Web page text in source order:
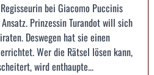
bei Giacomo Puccinis
Prinzessin Turandot will sich
Deswegen hat sie einen
Wer die Rätsel lösen kann,
wird enthaupte...